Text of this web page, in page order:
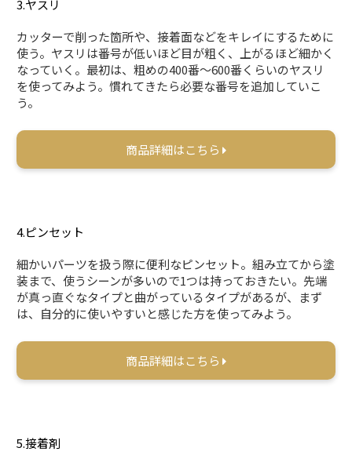
3.ヤスリ
カッターで削った箇所や、接着面などをキレイにするために
使う。ヤスリは番号が低いほど目が粗く、上がるほど細かく
なっていく。最初は、粗めの400番〜600番くらいのヤスリ
を使ってみよう。慣れてきたら必要な番号を追加していこ
う。
商品詳細はこちら
4.ピンセット
細かいパーツを扱う際に便利なピンセット。組み立てから塗
装まで、使うシーンが多いので1つは持っておきたい。先端
が真っ直ぐなタイプと曲がっているタイプがあるが、まず
は、自分的に使いやすいと感じた方を使ってみよう。
商品詳細はこちら
5.接着剤